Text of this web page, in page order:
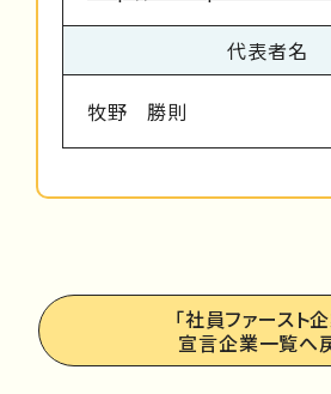
代表者名
牧野 勝則
「社員ファースト企
宣言企業一覧へ